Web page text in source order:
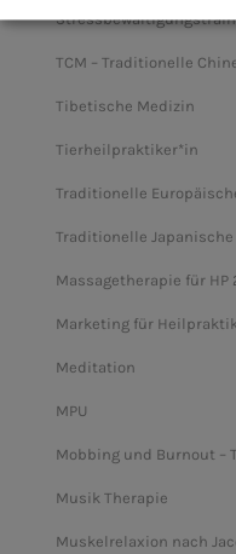
TCM – Traditionelle
Tibetische Medizin
Tierheilpraktiker*in
Traditionelle
Traditionelle
Massagetherapie für HP
Marketing für
Meditation
MPU
Mobbing und Burnout –
Musik Therapie
Muskelrelaxion nach